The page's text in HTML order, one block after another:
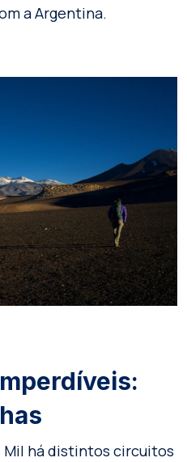
a Argentina.
Mil há distintos circuitos